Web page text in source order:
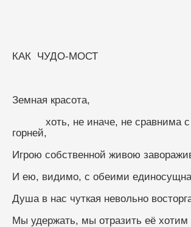
КАК  ЧУДО-МОСТ
Земная красота,
горней,
Игрою собственной живою
И ею, видимо, с обеими единосущна
Душа в нас чуткая невольно
Мы удержать, мы отразить её хотим